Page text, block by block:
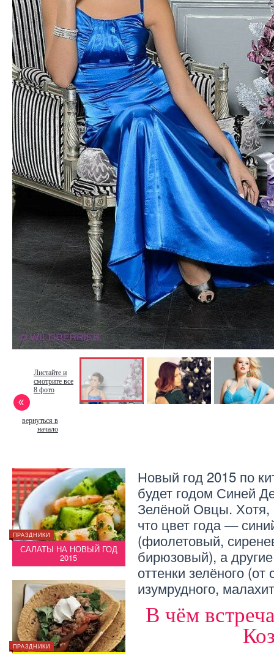
Листайте и
смотрите все
8 фото
вернуться в
начало
ПРАЗДНИКИ
САЛАТЫ НА НОВЫЙ ГОД
2015
ПРАЗДНИКИ
ПРАЗДНИКИ
ПЕЧЕНЬЕ НА НОВЫЙ ГОД
2015
Новый год 2015 по
будет годом Синей
Зелёной Овцы.
что цвет года —
(фиолетовый,
бирюзовый), а
оттенки зелёного (от
изумрудного,
В чём